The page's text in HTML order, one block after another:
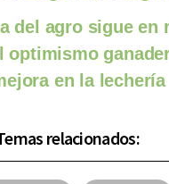
del agro sigue en
optimismo
en la lechería
relacionados: